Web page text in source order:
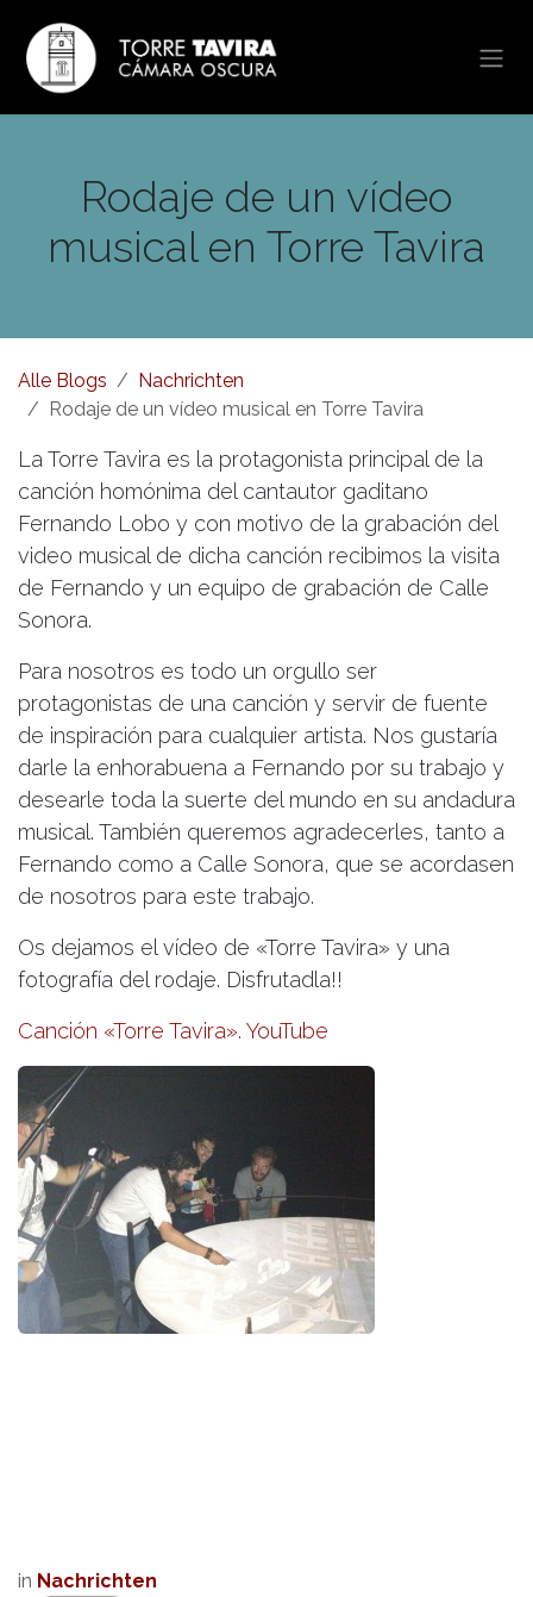
Rodaje de un vídeo
musical en Torre Tavira
Alle Blogs
Nachrichten
Rodaje de un vídeo musical en Torre Tavira
La Torre Tavira es la protagonista principal de la
canción homónima del cantautor gaditano
Fernando Lobo y con motivo de la grabación del
video musical de dicha canción recibimos la visita
de Fernando y un equipo de grabación de Calle
Sonora.
Para nosotros es todo un orgullo ser
protagonistas de una canción y servir de fuente
de inspiración para cualquier artista. Nos gustaría
darle la enhorabuena a Fernando por su trabajo y
desearle toda la suerte del mundo en su andadura
musical. También queremos agradecerles, tanto a
Fernando como a Calle Sonora, que se acordasen
de nosotros para este trabajo.
Os dejamos el vídeo de «Torre Tavira» y una
fotografía del rodaje. Disfrutadla!!
Canción «Torre Tavira». YouTube
in Nachrichten